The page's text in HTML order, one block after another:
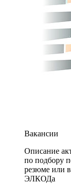
Вакансии
Описание
по подбору
резюме или
ЭЛКОДа